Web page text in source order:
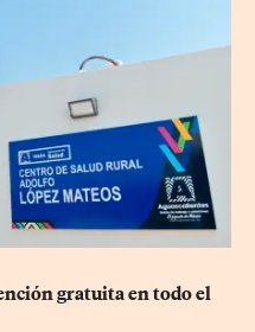
gratuita en todo el